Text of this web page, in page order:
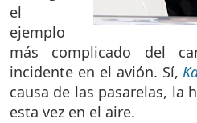
el
ejemplo
más complicado del
incidente en el avión. Sí,
causa de las pasarelas, la
esta vez en el aire.